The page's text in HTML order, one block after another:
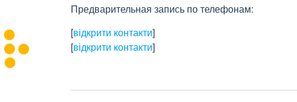
Предварительная запись по телефонам:
[відкрити контакти]
[відкрити контакти]